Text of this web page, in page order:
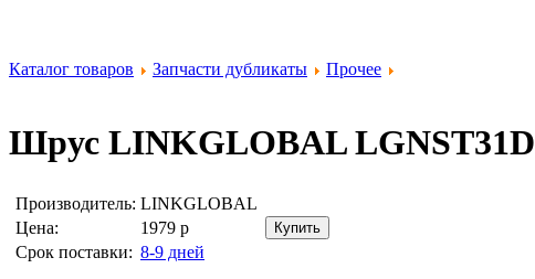
Каталог товаров Запчасти дубликаты Прочее
Шрус LINKGLOBAL LGNST31D
Производитель: LINKGLOBAL
Цена:
1979 р
Срок поставки: 8-9 дней